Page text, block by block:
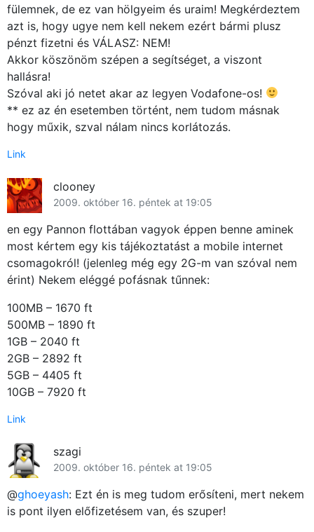
fülemnek, de ez van hölgyeim és uraim! Megkérdeztem
azt is, hogy ugye nem kell nekem ezért bármi plusz
pénzt fizetni és VÁLASZ: NEM!
Akkor köszönöm szépen a segítséget, a viszont
hallásra!
Szóval aki jó netet akar az legyen Vodafone-os!
** ez az én esetemben történt, nem tudom másnak
hogy műxik, szval nálam nincs korlátozás.
Link
clooney
2009. október 16. péntek at 19:05
en egy Pannon flottában vagyok éppen benne aminek
most kértem egy kis tájékoztatást a mobile internet
csomagokról! (jelenleg még egy 2G-m van szóval nem
érint) Nekem eléggé pofásnak tűnnek:
100MB – 1670 ft
500MB – 1890 ft
1GB – 2040 ft
2GB – 2892 ft
5GB – 4405 ft
10GB – 7920 ft
Link
szagi
2009. október 16. péntek at 19:05
@ghoeyash: Ezt én is meg tudom erősíteni, mert nekem
is pont ilyen előfizetésem van, és szuper!